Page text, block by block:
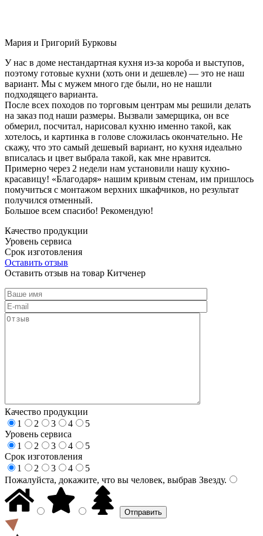
Мария и Григорий Бурковы
У нас в доме нестандартная кухня из-за короба и выступов,
поэтому готовые кухни (хоть они и дешевле) — это не наш
вариант. Мы с мужем много где были, но не нашли
подходящего варианта.
После всех походов по торговым центрам мы решили делать
на заказ под наши размеры. Вызвали замерщика, он все
обмерил, посчитал, нарисовал кухню именно такой, как
хотелось, и картинка в голове сложилась окончательно. Не
скажу, что это самый дешевый вариант, но кухня идеально
вписалась и цвет выбрала такой, как мне нравится.
Примерно через 2 недели нам установили нашу кухню-
красавицу! «Благодаря» нашим кривым стенам, им пришлось
помучиться с монтажом верхних шкафчиков, но результат
получился отменный.
Большое всем спасибо! Рекомендую!
Качество продукции
Уровень сервиса
Срок изготовления
Оставить отзыв
Оставить отзыв на товар Китченер
Качество продукции
1
2 3 4
5
Уровень сервиса
1
2 3 4
5
Срок изготовления
1
2 3 4
5
Пожалуйста, докажите, что вы человек, выбрав Звезду.